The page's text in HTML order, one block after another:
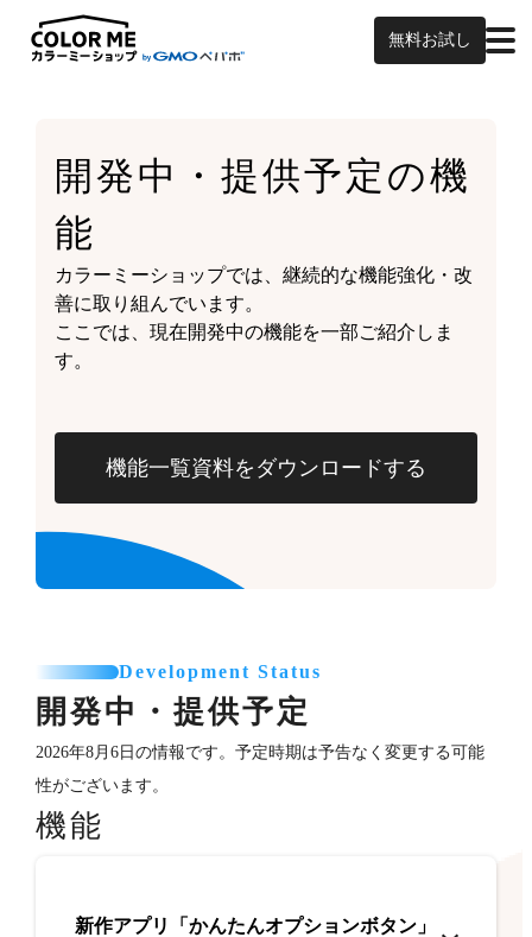
無料お試し
開発中・提供予定の機
能
カラーミーショップでは、継続的な機能強化・改
善に取り組んでいます。
ここでは、現在開発中の機能を一部ご紹介しま
す。
機能一覧資料をダウンロードする
Development Status
開発中・提供予定
2026年8月6日の情報です。予定時期は予告なく変更する可能
性がございます。
機能
新作アプリ「かんたんオプションボタン」